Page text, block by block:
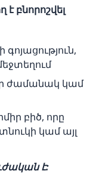
բնորոշվել
գոյացություն,
ժամանակ կամ
բիծ, որը
կամ այլ
է: